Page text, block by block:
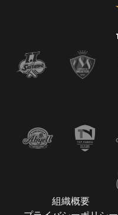
組織概要